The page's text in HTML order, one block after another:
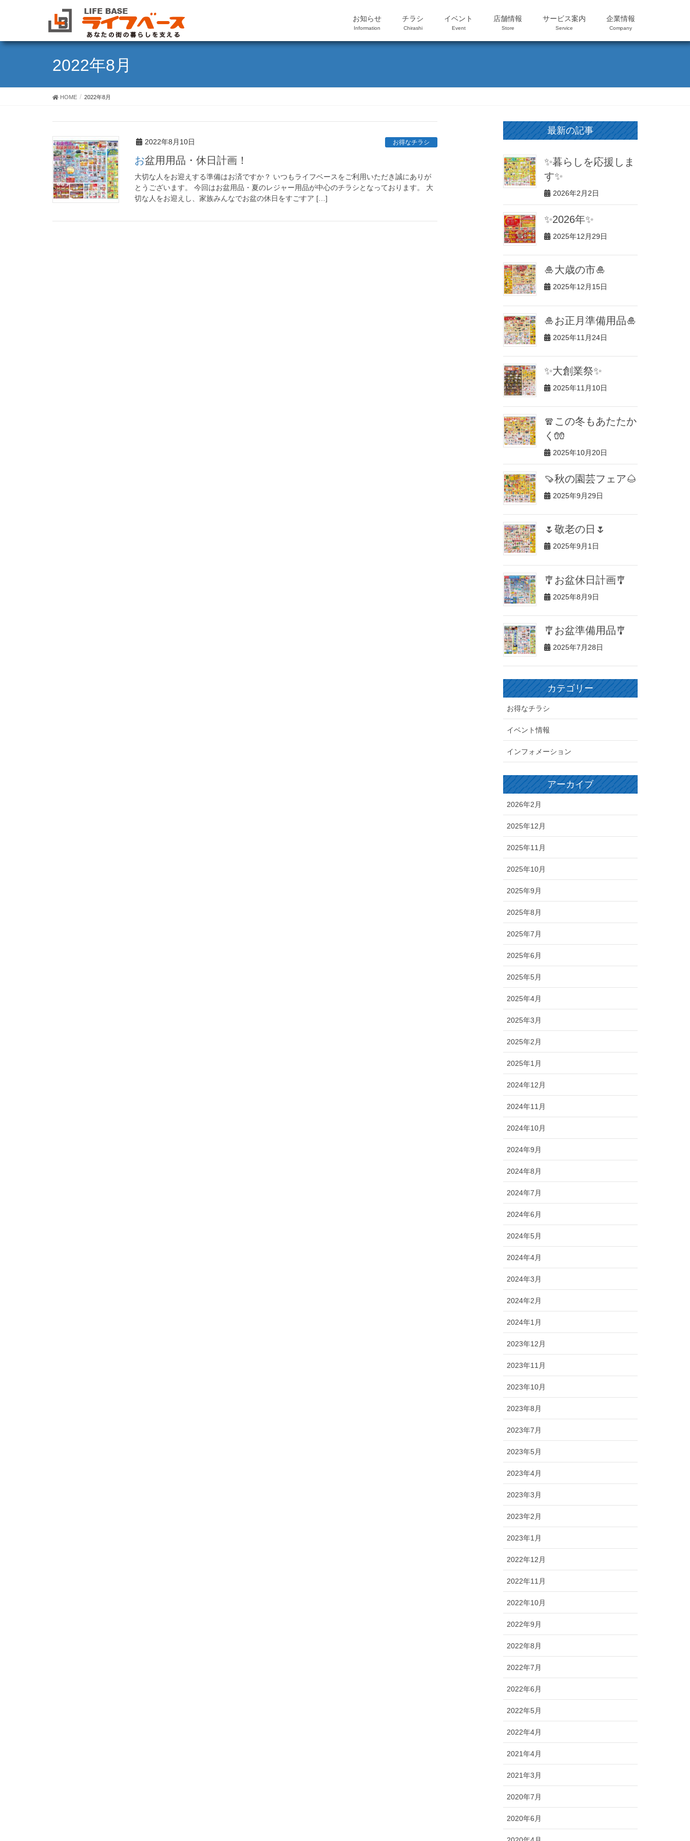
お知らせ
Information
チラシ
Chirashi
イベント
Event
店舗情報
Store
サービス案内
Service
企業情報
Company
2022年8月
HOME 2022年8月
2022年8月10日 お得なチラシ
お盆用用品・休日計画！
大切な人をお迎えする準備はお済ですか？ いつもライフベースをご利用いただき誠にありが
とうございます。 今回はお盆用品・夏のレジャー用品が中心のチラシとなっております。 大
切な人をお迎えし、家族みんなでお盆の休日をすごすア […]
最新の記事
✨暮らしを応援しま
す✨
2026年2月2日
✨2026年✨
2025年12月29日
🎍大歳の市🎍
2025年12月15日
🎍お正月準備用品🎍
2025年11月24日
✨大創業祭✨
2025年11月10日
🧣この冬もあたたか
く🧤
2025年10月20日
🍠秋の園芸フェア🌰
2025年9月29日
🌷敬老の日🌷
2025年9月1日
🎐お盆休日計画🎐
2025年8月9日
🎐お盆準備用品🎐
2025年7月28日
カテゴリー
お得なチラシ
イベント情報
インフォメーション
アーカイブ
2026年2月
2025年12月
2025年11月
2025年10月
2025年9月
2025年8月
2025年7月
2025年6月
2025年5月
2025年4月
2025年3月
2025年2月
2025年1月
2024年12月
2024年11月
2024年10月
2024年9月
2024年8月
2024年7月
2024年6月
2024年5月
2024年4月
2024年3月
2024年2月
2024年1月
2023年12月
2023年11月
2023年10月
2023年8月
2023年7月
2023年5月
2023年4月
2023年3月
2023年2月
2023年1月
2022年12月
2022年11月
2022年10月
2022年9月
2022年8月
2022年7月
2022年6月
2022年5月
2022年4月
2021年4月
2021年3月
2020年7月
2020年6月